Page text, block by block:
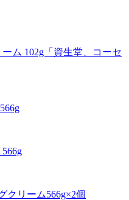
ム 102g「資生堂、コーセ
クリーム566g×2個